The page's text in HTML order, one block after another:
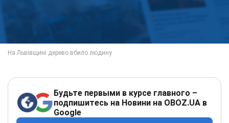
Будьте первыми в курсе главного –
подпишитесь на Новини на OBOZ.UA в
Google